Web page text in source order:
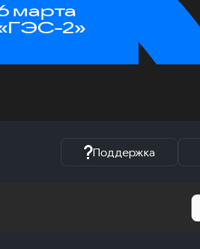
марта
2»
Поддержка